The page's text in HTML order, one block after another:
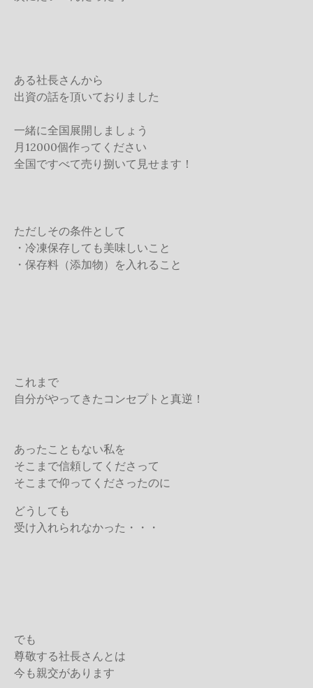
ある社長さんから
出資の話を頂いておりました
一緒に全国展開しましょう
月12000個作ってください
全国ですべて売り捌いて見せます！
ただしその条件として
・冷凍保存しても美味しいこと
・保存料（添加物）を入れること
これまで
自分がやってきたコンセプトと真逆！
あったこともない私を
そこまで信頼してくださって
そこまで仰ってくださったのに
どうしても
受け入れられなかった・・・
でも
尊敬する社長さんとは
今も親交があります